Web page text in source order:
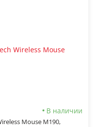
В наличии
Mouse M190,